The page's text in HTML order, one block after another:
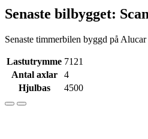
Senaste bilbygget:
Senaste timmerbilen byggd på
Lastutrymme 7121
Antal axlar
4
Hjulbas
4500